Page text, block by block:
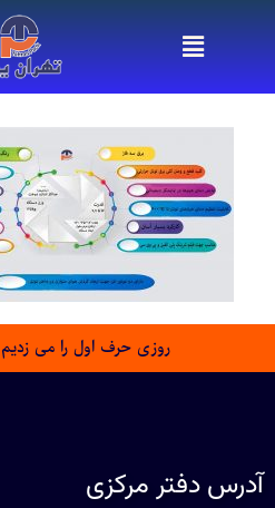
روزی حرف اول را می زدیم
آدرس دفتر مرکزی